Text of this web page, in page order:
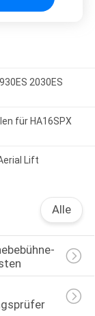
2030ES
für HA16SPX
Lift
Alle